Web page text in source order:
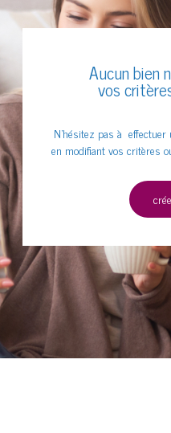
Aucun bien
vos
N'hésitez pas à effectuer
en modifiant vos critères